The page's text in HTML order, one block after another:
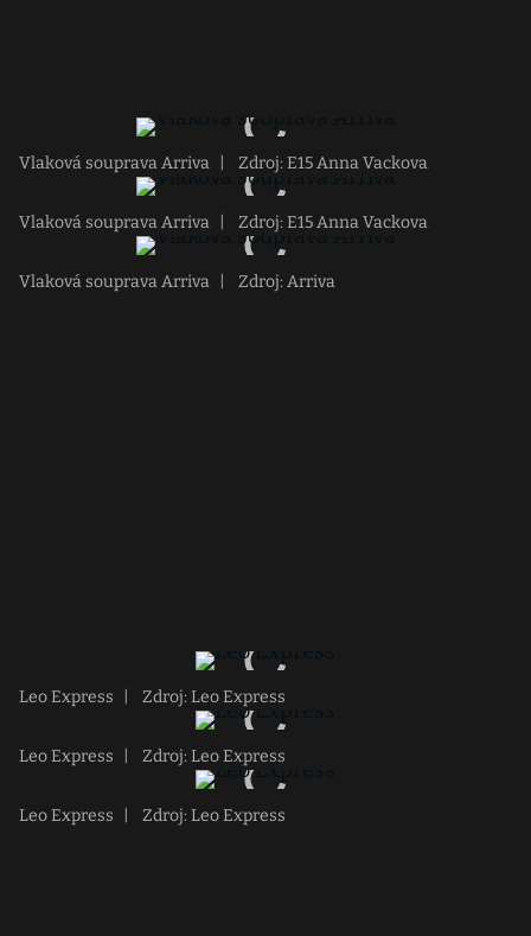
Vlaková souprava Arriva Zdroj: E15 Anna Vackova
Vlaková souprava Arriva Zdroj: E15 Anna Vackova
Vlaková souprava Arriva Zdroj: Arriva
Leo Express Zdroj: Leo Express
Leo Express Zdroj: Leo Express
Leo Express Zdroj: Leo Express